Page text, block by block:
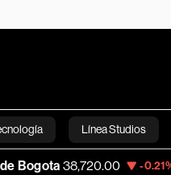
Línea Studios
English
-0.21% Apple 310.94